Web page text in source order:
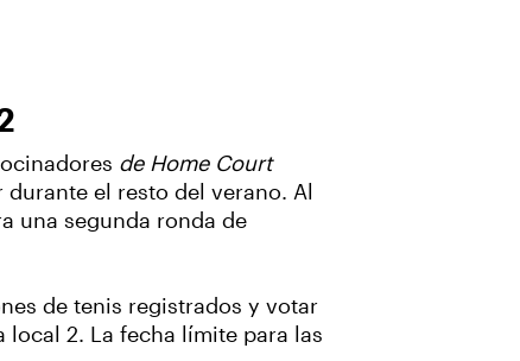
de Home Court
el resto del verano. Al
una segunda ronda de
de tenis registrados y votar
2. La fecha límite para las